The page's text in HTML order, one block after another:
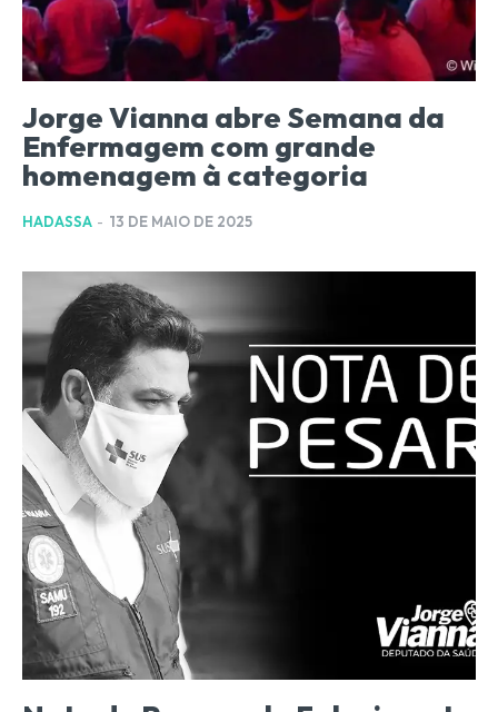
Jorge Vianna abre Semana da
Enfermagem com grande
homenagem à categoria
HADASSA - 13 DE MAIO DE 2025